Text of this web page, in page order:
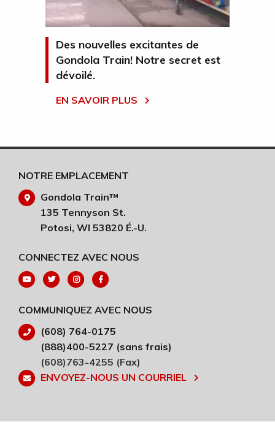
Des nouvelles excitantes de
Gondola Train! Notre secret est
dévoilé.
EN SAVOIR PLUS
NOTRE EMPLACEMENT
Gondola Train™
135 Tennyson St.
Potosi, WI 53820 É.-U.
CONNECTEZ AVEC NOUS
COMMUNIQUEZ AVEC NOUS
(608) 764-0175
(888)400-5227 (sans frais)
(608)763-4255 (Fax)
ENVOYEZ-NOUS UN COURRIEL